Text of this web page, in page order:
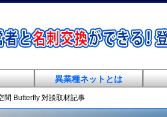
異業種ネットとは
間 Butterfly 対談取材記事